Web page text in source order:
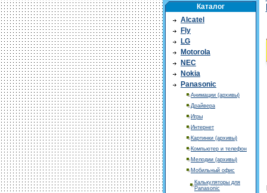
Каталог
Alcatel
Fly
LG
Motorola
NEC
Nokia
Panasonic
Анимации (архивы)
Драйвера
Игры
Интернет
Картинки (архивы)
Компьютер и телефон
Мелодии (архивы)
Мобильный офис
Калькуляторы для
Panasonic